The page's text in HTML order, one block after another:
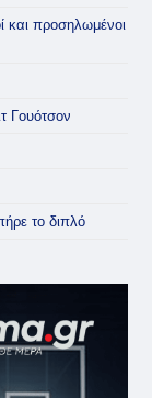
και προσηλωμένοι
Γουότσον
το διπλό